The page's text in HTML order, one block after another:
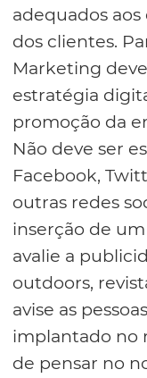
adequados aos
dos clientes.
Marketing
estratégia
promoção da
Não deve ser
Facebook,
outras redes
inserção de
avalie a
outdoors,
avise as
implantado no
de pensar no